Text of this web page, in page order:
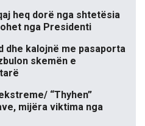
heq dorë nga shtetësia
nga Presidenti
dhe kalojnë me pasaporta
skemën e
“Thyhen”
mijëra viktima nga